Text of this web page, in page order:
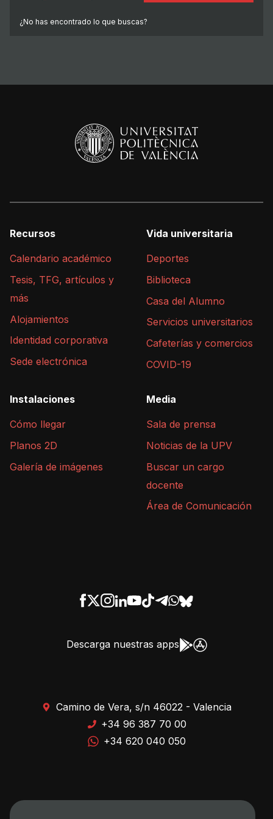
¿No has encontrado lo que buscas?
Recursos
Calendario académico
Tesis, TFG, artículos y
más
Alojamientos
Identidad corporativa
Sede electrónica
Vida universitaria
Deportes
Biblioteca
Casa del Alumno
Servicios universitarios
Cafeterías y comercios
COVID-19
Instalaciones
Cómo llegar
Planos 2D
Galería de imágenes
Media
Sala de prensa
Noticias de la UPV
Buscar un cargo
docente
Área de Comunicación
Descarga nuestras apps
Camino de Vera, s/n 46022 - Valencia
+34 96 387 70 00
+34 620 040 050